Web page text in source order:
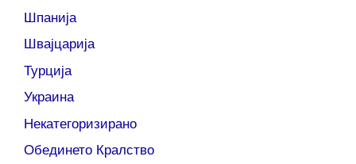
Шпанија
Швајцарија
Турција
Украина
Некатегоризирано
Обединето Кралство